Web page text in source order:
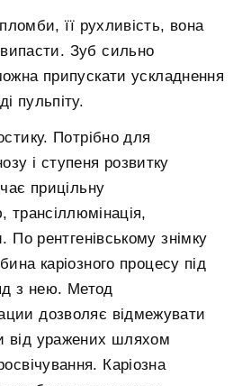
її рухливість, вона
Зуб сильно
припускати ускладнення
пульпіту.
Потрібно для
і ступеня розвитку
прицільну
трансіллюмінація,
По рентгенівському знімку
каріозного процесу під
з нею. Метод
дозволяє відмежувати
від уражених шляхом
Каріозна